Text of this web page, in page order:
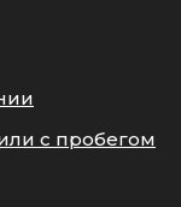
с пробегом